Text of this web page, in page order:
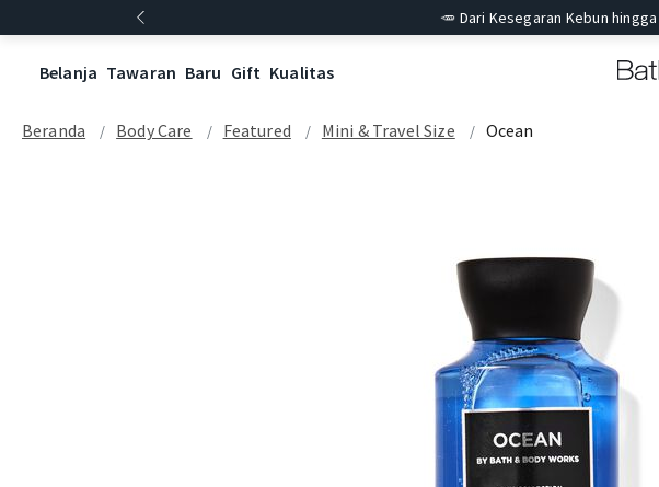
🥕 Dari Kesegaran Kebun
Belanja Tawaran Baru Gift Kualitas
Beranda Body Care Featured Mini & Travel Size Ocean